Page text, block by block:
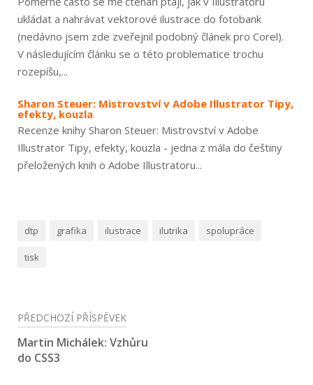
ukládat a nahrávat vektorové ilustrace do fotobank
(nedávno jsem zde zveřejnil podobný článek pro Corel).
V následujícím článku se o této problematice trochu
rozepíšu,...
Sharon Steuer: Mistrovství v Adobe Illustrator Tipy,
efekty, kouzla
Recenze knihy Sharon Steuer: Mistrovství v Adobe
Illustrator Tipy, efekty, kouzla - jedna z mála do češtiny
přeložených knih o Adobe Illustratoru...
dtp grafika ilustrace ilutrika spolupráce
tisk
Navigace
pro
příspěvek
PŘEDCHOZÍ PŘÍSPĚVEK
Martin Michálek: Vzhůru
do CSS3